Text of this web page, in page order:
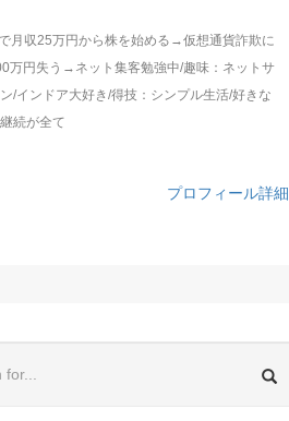
月収25万円から株を始める→仮想通貨詐欺に
万円失う→ネット集客勉強中/趣味：ネットサ
/インドア大好き/得技：シンプル生活/好きな
続が全て
プロフィール詳細